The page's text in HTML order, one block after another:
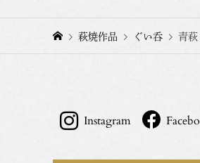
萩焼作品 ぐい呑 青
Instagram